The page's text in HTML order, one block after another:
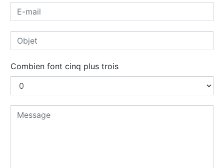
Combien font cinq plus trois